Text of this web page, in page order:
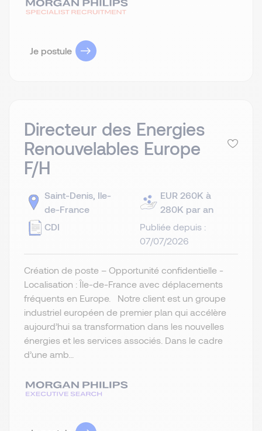
Je postule
Directeur des Energies
Renouvelables Europe
F/H
Saint-Denis, Ile-
de-France
CDI
EUR 260K à
280K par an
Publiée depuis :
07/07/2026
Création de poste – Opportunité confidentielle -
Localisation : Île-de-France avec déplacements
fréquents en Europe. Notre client est un groupe
industriel européen de premier plan qui accélère
aujourd’hui sa transformation dans les nouvelles
énergies et les services associés. Dans le cadre
d’une amb...